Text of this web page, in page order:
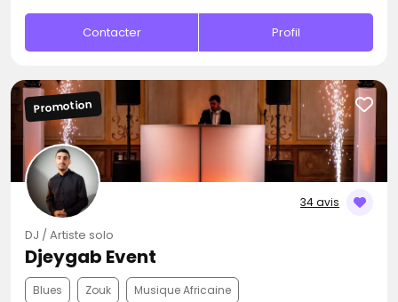
Contacter Profil
34 avis
Promotion
DJ / Artiste solo
Djeygab Event
Blues Zouk Musique Africaine